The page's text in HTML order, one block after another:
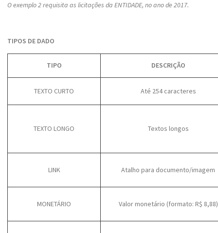
O exemplo 2 requisita as licitações da ENTIDADE, no ano de 2017.
TIPOS DE DADO
TIPO DESCRIÇÃO
TEXTO CURTO Até 254 caracteres
TEXTO LONGO Textos longos
LINK Atalho para documento/imagem
MONETÁRIO Valor monetário (formato: R$ 8,88)